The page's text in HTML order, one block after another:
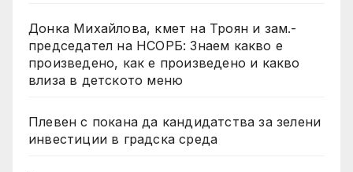
Донка Михайлова, кмет на Троян и зам.-
председател на НСОРБ: Знаем какво е
произведено, как е произведено и какво
влиза в детското меню
Плевен с покана да кандидатства за зелени
инвестиции в градска среда